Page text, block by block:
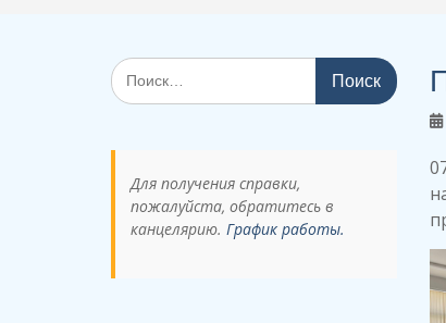
Поиск
по:
Для получения справки,
пожалуйста, обратитесь в
канцелярию. График работы.